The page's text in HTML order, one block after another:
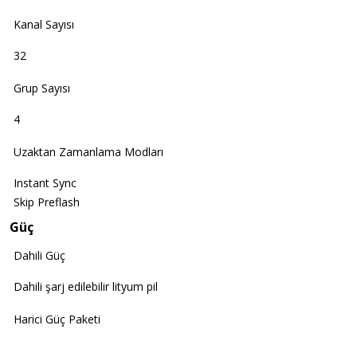
Kanal Sayısı
32
Grup Sayısı
4
Uzaktan Zamanlama Modları
Instant Sync
Skip Preflash
Güç
Dahili Güç
Dahili şarj edilebilir lityum pil
Harici Güç Paketi